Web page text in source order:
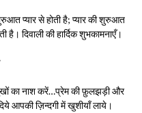
प्यार से होती है; प्यार की शुरुआत
दिवाली की हार्दिक शुभकामनाएँ।
का नाश करें…प्रेम की फ़ुलझड़ी और
आपकी ज़िन्दगी में खुशीयाँ लाये।